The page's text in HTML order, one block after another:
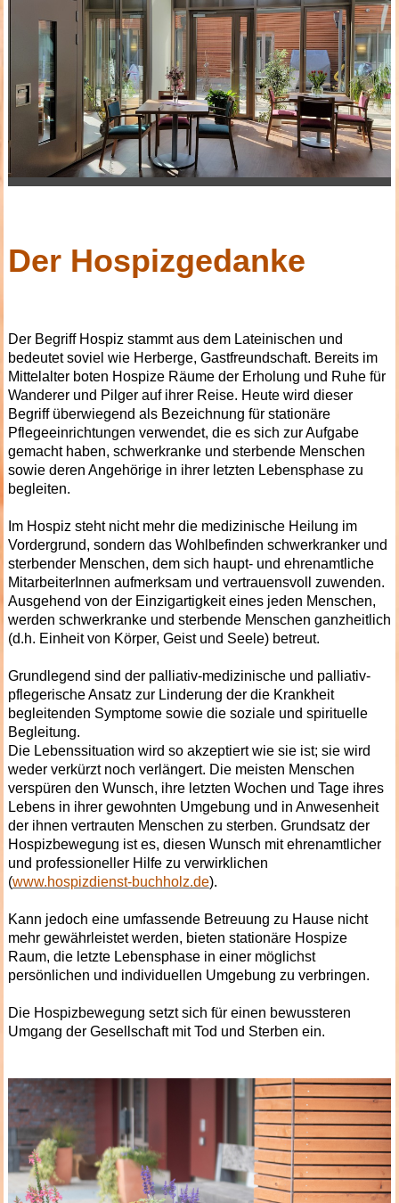
Der Hospizgedanke
Der Begriff Hospiz stammtaus dem Lateinischen und
bedeutet soviel wie Herberge, Gastfreundschaft. Bereits im
Mittelalter boten Hospize Räume der Erholung und Ruhe für
Wanderer und Pilger auf ihrer Reise. Heute wird dieser
Begriff überwiegend als Bezeichnung für stationäre
Pflegeeinrichtungen verwendet, die es sich zur Aufgabe
gemacht haben, schwerkranke und sterbende Menschen
sowie deren Angehörige in ihrer letzten Lebensphase zu
begleiten.
Im Hospiz steht nicht mehr die medizinische Heilung im
Vordergrund, sondern das Wohlbefinden schwerkranker und
sterbender Menschen, dem sich haupt- und ehrenamtliche
MitarbeiterInnen aufmerksam und vertrauensvoll zuwenden.
Ausgehend von der Einzigartigkeit eines jeden Menschen,
werden schwerkranke und sterbende Menschen ganzheitlich
(d.h. Einheit von Körper, Geist und Seele) betreut.
Grundlegend sind der palliativ-medizinische und palliativ-
pflegerische Ansatz zur Linderung der die Krankheit
begleitenden Symptome sowie die soziale und spirituelle
Begleitung.
Die Lebenssituation wird so akzeptiert wie sie ist; sie wird
weder verkürzt noch verlängert. Die meisten Menschen
verspüren den Wunsch, ihre letzten Wochen und Tage ihres
Lebens in ihrer gewohnten Umgebung und in Anwesenheit
der ihnen vertrauten Menschen zu sterben. Grundsatz der
Hospizbewegung ist es, diesen Wunsch mit ehrenamtlicher
und professioneller Hilfe zu verwirklichen
(www.hospizdienst-buchholz.de).
Kann jedoch eine umfassende Betreuung zu Hause nicht
mehr gewährleistet werden, bieten stationäre Hospize
Raum, die letzte Lebensphase in einer möglichst
persönlichen und individuellen Umgebung zu verbringen.
Die Hospizbewegung setzt sich für einen bewussteren
Umgang der Gesellschaft mit Tod und Sterben ein.